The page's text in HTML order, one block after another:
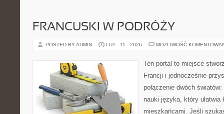
FRANCUSKI W PODRÓŻY
POSTED BY ADMIN LUT - 11 - 2026 MOŻLIWOŚĆ
Ten portal to miejsce
Francji i jednocześnie
połączenie dwóch
nauki języka, który
mieszkańcami. Jeśli